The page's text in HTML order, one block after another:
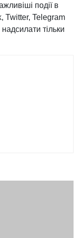
події в
Twitter, Telegram
тільки